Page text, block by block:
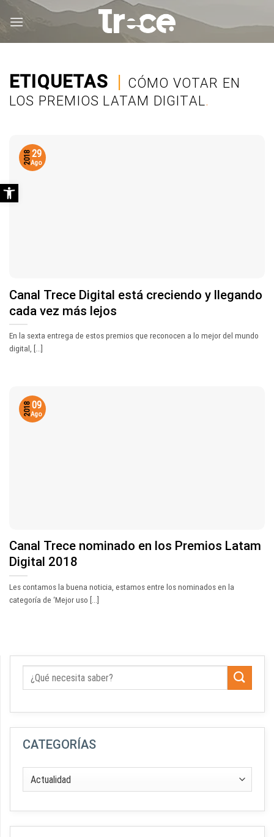
ETIQUETAS | CÓMO VOTAR EN
LOS PREMIOS LATAM DIGITAL.
Canal Trece Digital está creciendo y llegando
cada vez más lejos
En la sexta entrega de estos premios que reconocen a lo mejor del mundo
digital, [...]
29
Ago
2018
Canal Trece nominado en los Premios Latam
Digital 2018
Les contamos la buena noticia, estamos entre los nominados en la
categoría de ‘Mejor uso [...]
09
Ago
2018
CATEGORÍAS
Abrir barra de herramientas